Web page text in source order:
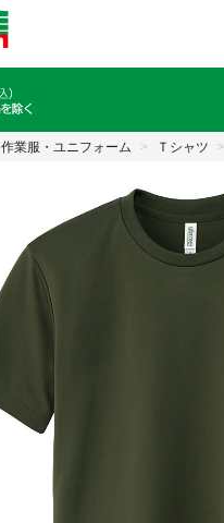
作業服・ユニフォーム Ｔシャツ